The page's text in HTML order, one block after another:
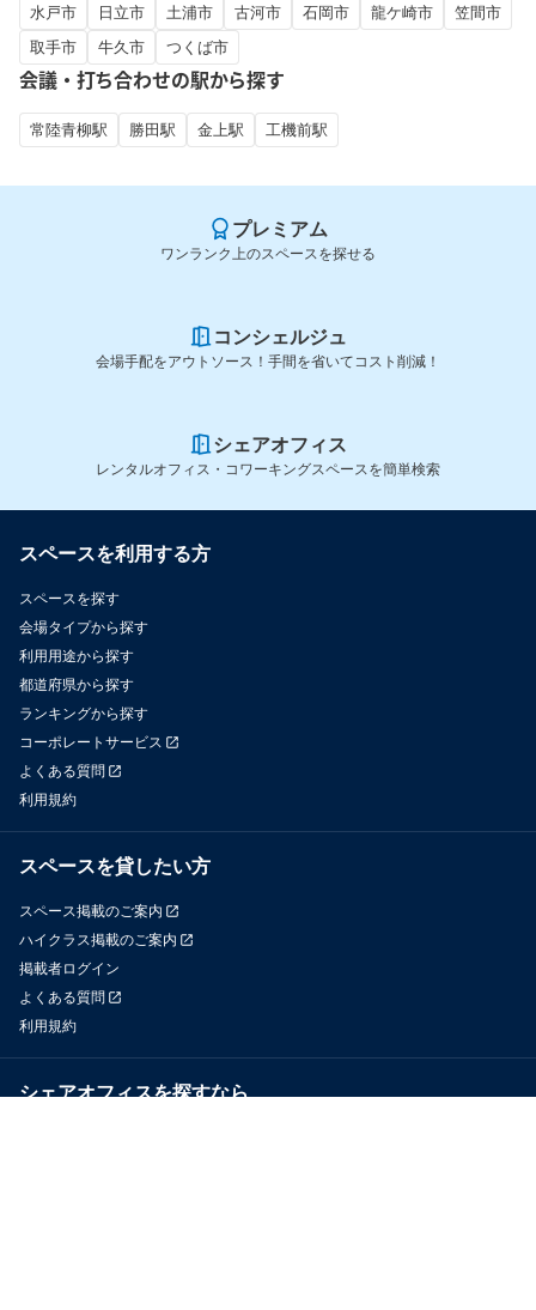
水戸市 日立市 土浦市 古河市 石岡市 龍ケ崎市
笠間市
取手市
牛久市 つくば市
会議・打ち合わせの駅から探す
常陸青柳駅 勝田駅 金上駅 工機前駅
プレミアム
ワンランク上のスペースを探せる
コンシェルジュ
会場手配をアウトソース！手間を省いてコスト削減！
シェアオフィス
レンタルオフィス・コワーキングスペースを簡単検索
スペースを利用する方
スペースを探す
会場タイプから探す
利用用途から探す
都道府県から探す
ランキングから探す
コーポレートサービス
よくある質問
利用規約
スペースを貸したい方
スペース掲載のご案内
ハイクラス掲載のご案内
掲載者ログイン
よくある質問
利用規約
シェアオフィスを探すなら